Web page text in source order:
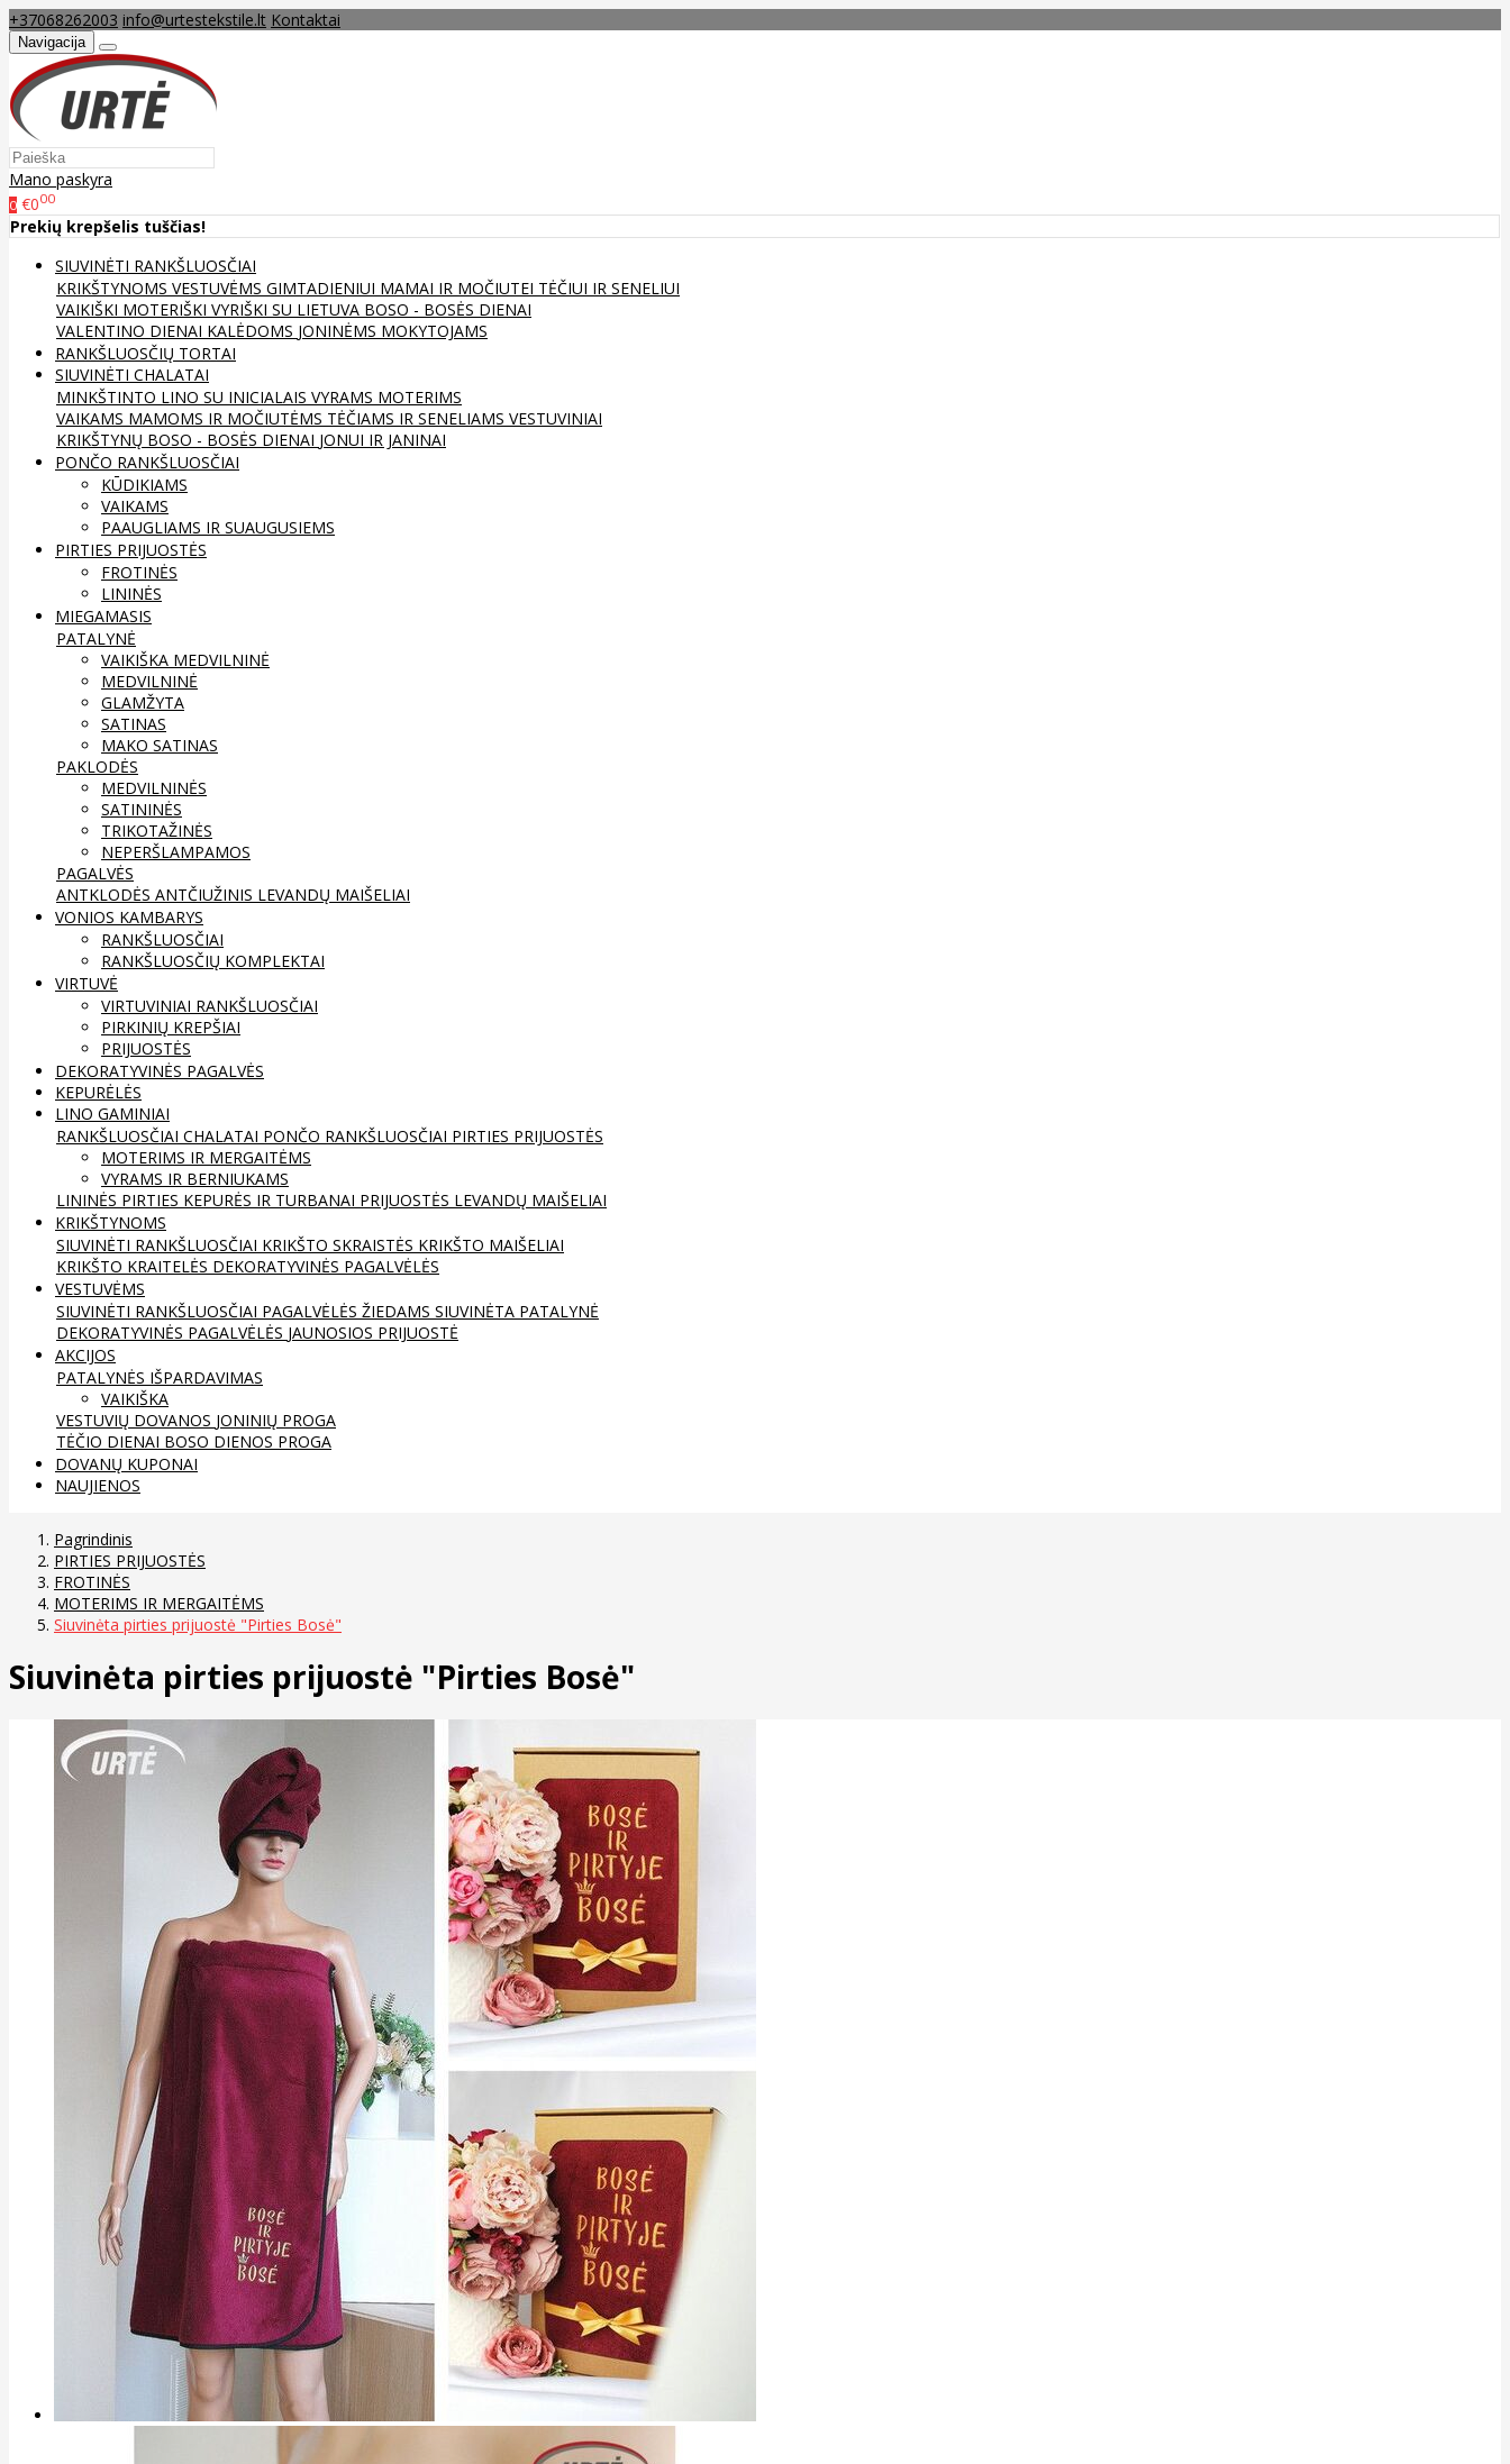
+37068262003 info@urtestekstile.lt Kontaktai
Navigacija
Mano paskyra
0 €000
Prekių krepšelis tuščias!
SIUVINĖTI RANKŠLUOSČIAI
KRIKŠTYNOMS VESTUVĖMS GIMTADIENIUI MAMAI IR MOČIUTEI TĖČIUI IR SENELIUI
VAIKIŠKI MOTERIŠKI VYRIŠKI SU LIETUVA BOSO - BOSĖS DIENAI
VALENTINO DIENAI KALĖDOMS JONINĖMS MOKYTOJAMS
RANKŠLUOSČIŲ TORTAI
SIUVINĖTI CHALATAI
MINKŠTINTO LINO SU INICIALAIS VYRAMS MOTERIMS
VAIKAMS MAMOMS IR MOČIUTĖMS TĖČIAMS IR SENELIAMS VESTUVINIAI
KRIKŠTYNŲ BOSO - BOSĖS DIENAI JONUI IR JANINAI
PONČO RANKŠLUOSČIAI
KŪDIKIAMS
VAIKAMS
PAAUGLIAMS IR SUAUGUSIEMS
PIRTIES PRIJUOSTĖS
FROTINĖS
LININĖS
MIEGAMASIS
PATALYNĖ
VAIKIŠKA MEDVILNINĖ
MEDVILNINĖ
GLAMŽYTA
SATINAS
MAKO SATINAS
PAKLODĖS
MEDVILNINĖS
SATININĖS
TRIKOTAŽINĖS
NEPERŠLAMPAMOS
PAGALVĖS
ANTKLODĖS ANTČIUŽINIS LEVANDŲ MAIŠELIAI
VONIOS KAMBARYS
RANKŠLUOSČIAI
RANKŠLUOSČIŲ KOMPLEKTAI
VIRTUVĖ
VIRTUVINIAI RANKŠLUOSČIAI
PIRKINIŲ KREPŠIAI
PRIJUOSTĖS
DEKORATYVINĖS PAGALVĖS
KEPURĖLĖS
LINO GAMINIAI
RANKŠLUOSČIAI CHALATAI PONČO RANKŠLUOSČIAI PIRTIES PRIJUOSTĖS
MOTERIMS IR MERGAITĖMS
VYRAMS IR BERNIUKAMS
LININĖS PIRTIES KEPURĖS IR TURBANAI PRIJUOSTĖS LEVANDŲ MAIŠELIAI
KRIKŠTYNOMS
SIUVINĖTI RANKŠLUOSČIAI KRIKŠTO SKRAISTĖS KRIKŠTO MAIŠELIAI
KRIKŠTO KRAITELĖS DEKORATYVINĖS PAGALVĖLĖS
VESTUVĖMS
SIUVINĖTI RANKŠLUOSČIAI PAGALVĖLĖS ŽIEDAMS SIUVINĖTA PATALYNĖ
DEKORATYVINĖS PAGALVĖLĖS JAUNOSIOS PRIJUOSTĖ
AKCIJOS
PATALYNĖS IŠPARDAVIMAS
VAIKIŠKA
VESTUVIŲ DOVANOS JONINIŲ PROGA
TĖČIO DIENAI BOSO DIENOS PROGA
DOVANŲ KUPONAI
NAUJIENOS
Pagrindinis
PIRTIES PRIJUOSTĖS
FROTINĖS
MOTERIMS IR MERGAITĖMS
Siuvinėta pirties prijuostė "Pirties Bosė"
Siuvinėta pirties prijuostė "Pirties Bosė"